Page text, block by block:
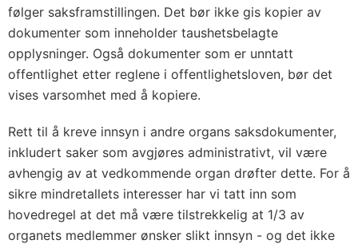
følger saksframstillingen. Det bør ikke gis kopier av
dokumenter som inneholder taushetsbelagte
opplysninger. Også dokumenter som er unntatt
offentlighet etter reglene i offentlighetsloven, bør det
vises varsomhet med å kopiere.
Rett til å kreve innsyn i andre organs saksdokumenter,
inkludert saker som avgjøres administrativt, vil være
avhengig av at vedkom­mende organ drøfter dette. For å
sikre mindretallets interesser har vi tatt inn som
hovedregel at det må være tilstrekkelig at 1/3 av
organets medlemmer ønsker slikt innsyn - og det ikke